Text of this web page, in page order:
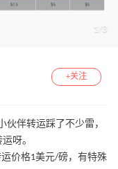
1 /3
+关注
伙伴转运踩了不少雷，
呀。
价格1美元/磅，有特殊